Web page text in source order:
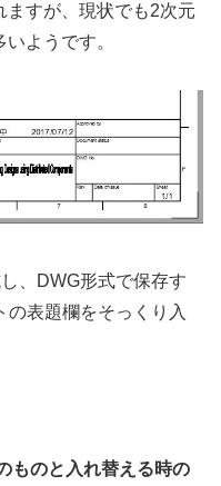
ますが、現状でも2次元
ようです。
、DWG形式で保存す
の表題欄をそっくり入
ものと入れ替える時の